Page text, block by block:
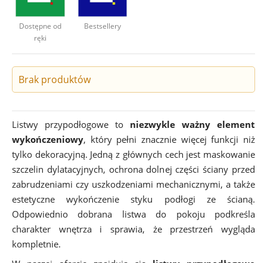
Deweloperzy
Dostępne od
ręki
Bestsellery
Brak produktów
Listwy przypodłogowe to niezwykle ważny element
wykończeniowy, który pełni znacznie więcej funkcji niż
tylko dekoracyjną. Jedną z głównych cech jest maskowanie
szczelin dylatacyjnych, ochrona dolnej części ściany przed
zabrudzeniami czy uszkodzeniami mechanicznymi, a także
estetyczne wykończenie styku podłogi ze ścianą.
Odpowiednio dobrana listwa do pokoju podkreśla
charakter wnętrza i sprawia, że przestrzeń wygląda
kompletnie.